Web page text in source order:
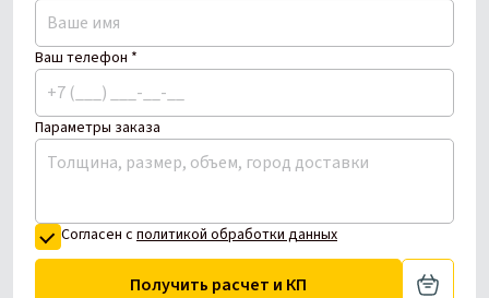
Ваш телефон *
Параметры заказа
Согласен с политикой обработки данных
Получить расчет и КП